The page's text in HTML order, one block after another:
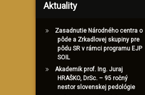
Aktuality
Zasadnutie Národného centra o
pôde a Zrkadlovej skupiny pre
pôdu SR v rámci programu EJP
SOIL
Akademik prof. Ing. Juraj
HRAŠKO, DrSc. – 95 ročný
nestor slovenskej pedológie